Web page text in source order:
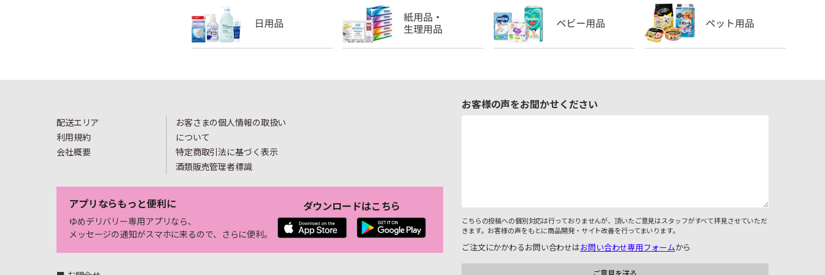
配送エリア
利用規約
会社概要
お客さまの個人情報の取扱い
について
特定商取引法に基づく表示
酒類販売管理者標識
アプリならもっと便利に
ゆめデリバリー専用アプリなら、
メッセージの通知がスマホに来るので、さらに便利。
ダウンロードはこちら
お客様の声をお聞かせください
こちらの投稿への個別対応は行っておりませんが、頂いたご意見はスタッフがすべて拝見させていただ
きます。お客様の声をもとに商品開発・サイト改善を行ってまいります。
ご注文にかかわるお問い合わせはお問い合わせ専用フォームから